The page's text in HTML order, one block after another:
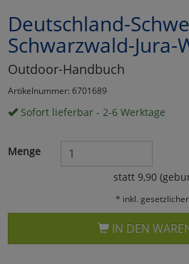
Deutschland-
Schwarzwald-Jura-
Outdoor-Handbuch
Artikelnummer: 6701689
Sofort lieferbar - 2-6 Werktage
Menge
statt 9,90
* inkl.
IN DEN
Marketing
Umfragetools
Cookies
Alle
zurück